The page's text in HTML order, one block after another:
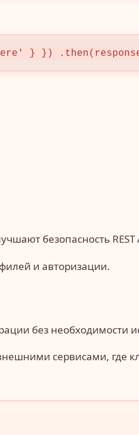
} })
безопасность
и авторизации.
без
сервисами, где